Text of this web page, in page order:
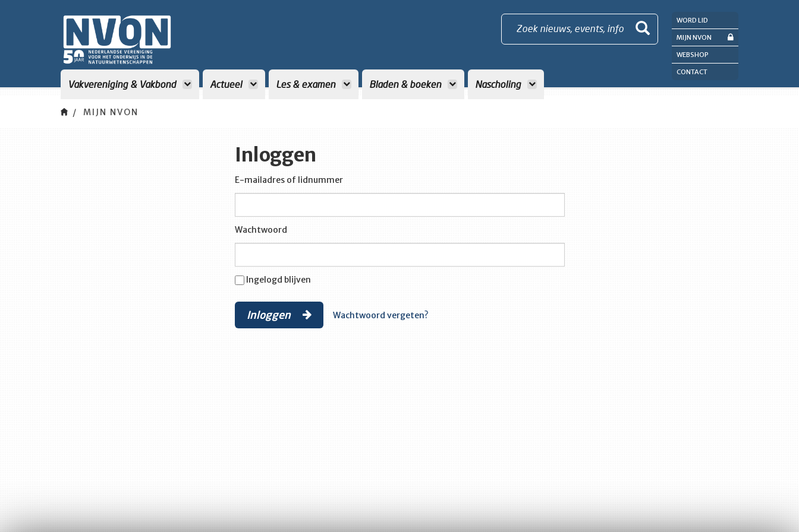
Zoek nieuws, events, info
Vakvereniging & Vakbond Actueel Les & examen Bladen & boeken Nascholing
WORD LID
MIJN NVON
WEBSHOP
CONTACT
MIJN NVON
Inloggen
E-mailadres of lidnummer
Wachtwoord
Ingelogd blijven
Inloggen Wachtwoord vergeten?